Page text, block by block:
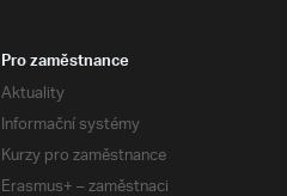
Pro zaměstnance
Aktuality
Informační systémy
Kurzy pro zaměstnance
Erasmus+ – zaměstnaci